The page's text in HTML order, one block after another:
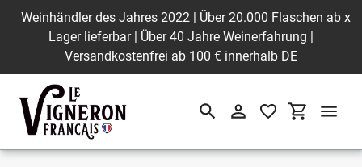
Weinhändler des Jahres 2022 | Über 20.000 Flaschen ab
Lager lieferbar | Über 40 Jahre Weinerfahrung |
Versandkostenfrei ab 100 € innerhalb DE
x
SuchenEinloggen